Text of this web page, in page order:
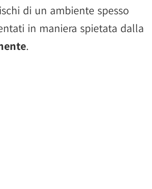
di un ambiente spesso
in maniera spietata dalla
.